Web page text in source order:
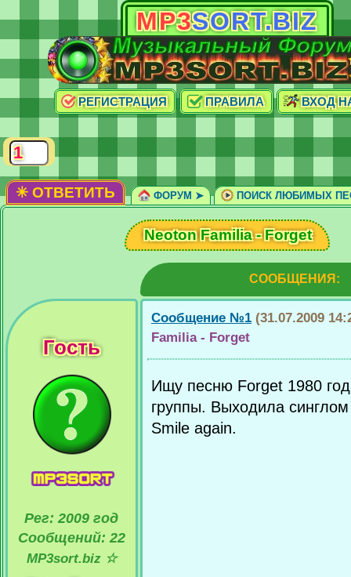
MP3SORT.BIZ
РЕГИСТРАЦИЯ ПРАВИЛА ВХОД
✳ ОТВЕТИТЬ ФОРУМ ➤ ПОИСК ЛЮБИМЫХ
Neoton Familia - Forget
СООБЩЕНИЯ:
Гость
Рег: 2009 год
Сообщений: 22
MP3sort.biz ☆
Сообщение №1 (31.07.2009
Familia - Forget
Ищу песню Forget 1980
группы. Выходила
Smile again.